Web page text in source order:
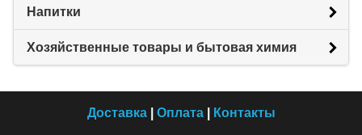
Напитки
Хозяйственные товары и бытовая химия
Доставка| Оплата| Контакты